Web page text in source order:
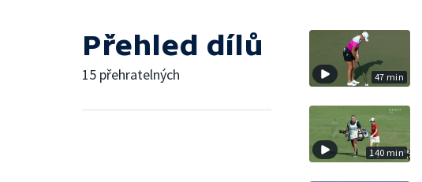
Přehled dílů
15 přehratelných 47 min
140 min